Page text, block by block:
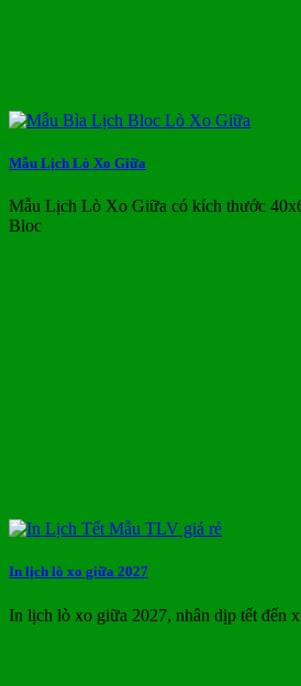
Mẫu Lịch Lò Xo Giữa
Mẫu Lịch Lò Xo Giữa có kích thước
Bloc
In lịch lò xo giữa 2027
In lịch lò xo giữa 2027, nhân dịp tết đến